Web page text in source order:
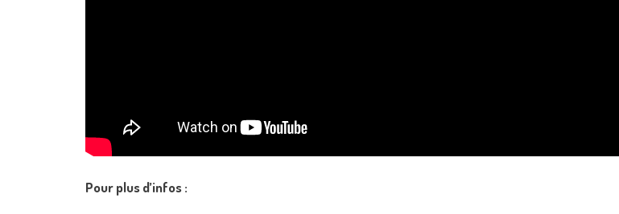
Pour plus d’infos :